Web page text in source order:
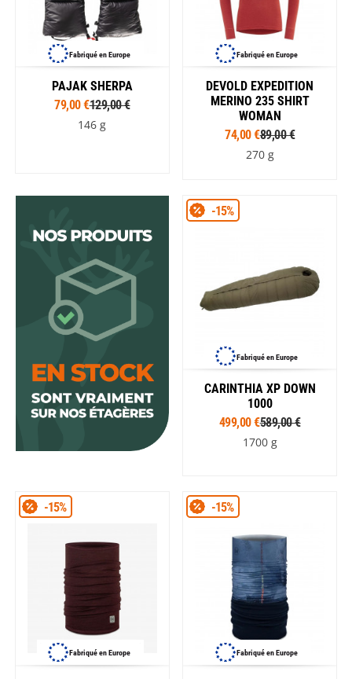
Fabriqué en Europe
PAJAK SHERPA
79,00 €129,00 €
146 g
Fabriqué en Europe
DEVOLD EXPEDITION
MERINO 235 SHIRT
WOMAN
74,00 €89,00 €
270 g
Fabriqué en Europe
CARINTHIA XP DOWN
1000
499,00 €589,00 €
-15%
1700 g
Fabriqué en Europe
-15%
Fabriqué en Europe
-15%